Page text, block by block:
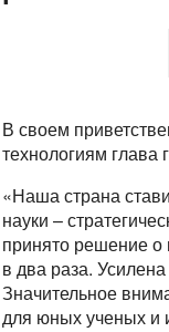
В своем
технологиям
«Наша страна
науки –
принято решение о
в два раза.
Значительное
для юных ученых и